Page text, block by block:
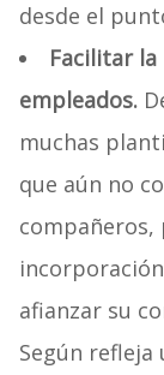
desde el
Facilitar
empleados.
muchas
que aún no
afianzar su
Según refleja